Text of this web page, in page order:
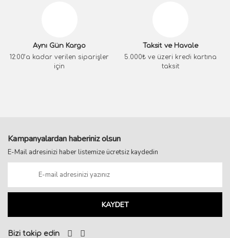
Aynı Gün Kargo
12:00’a kadar verilen siparişler
için
Taksit ve Havale
5.000₺ ve üzeri kredi kartına
taksit
Kampanyalardan haberiniz olsun
E-Mail adresinizi haber listemize ücretsiz kaydedin
KAYDET
Bizi takip edin